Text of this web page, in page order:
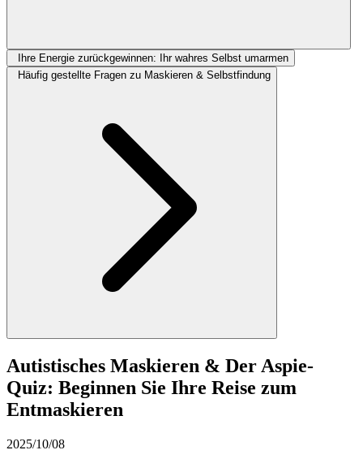
Ihre Energie zurückgewinnen: Ihr wahres Selbst umarmen
Häufig gestellte Fragen zu Maskieren & Selbstfindung
Autistisches Maskieren & Der Aspie-
Quiz: Beginnen Sie Ihre Reise zum
Entmaskieren
2025/10/08